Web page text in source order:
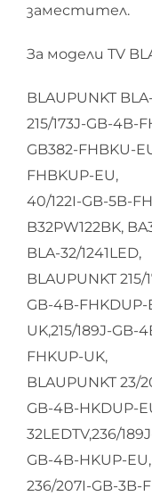
заместител.
За модели TV
BLAUPUNKT
215/173J-GB-4B-
GB382-FHBKU-
FHBKUP-EU,
40/122I-GB-5B-
B32PW122BK,
BLA-32/1241LED,
BLAUPUNKT
GB-4B-FHKDUP-
UK,215/189J-GB-
FHKUP-UK,
BLAUPUNKT 23/
GB-4B-HKDUP-
32LEDTV,236/
GB-4B-HKUP-
236/207I-GB-3B-